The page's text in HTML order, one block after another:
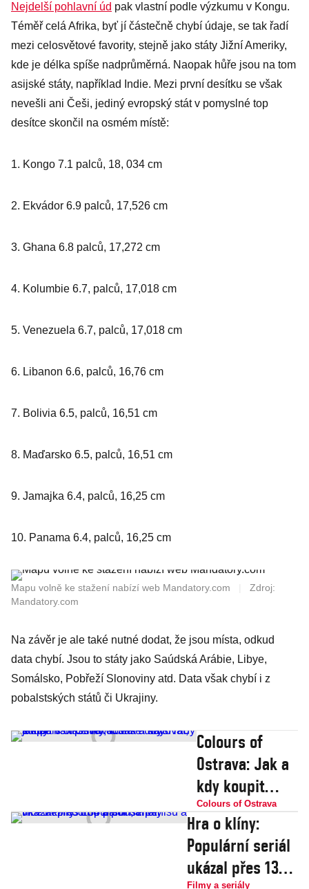
na filmovém
festivalu
Karlovy Vary
2019?
Nejdelší pohlavní úd pak vlastní podle výzkumu v Kongu.
Téměř celá Afrika, byť jí částečně chybí údaje, se tak řadí
mezi celosvětové favority, stejně jako státy Jižní Ameriky,
kde je délka spíše nadprůměrná. Naopak hůře jsou na tom
asijské státy, například Indie. Mezi první desítku se však
nevešli ani Češi, jediný evropský stát v pomyslné top
desítce skončil na osmém místě:
1. Kongo 7.1 palců, 18, 034 cm
2. Ekvádor 6.9 palců, 17,526 cm
3. Ghana 6.8 palců, 17,272 cm
4. Kolumbie 6.7, palců, 17,018 cm
5. Venezuela 6.7, palců, 17,018 cm
6. Libanon 6.6, palců, 16,76 cm
7. Bolivia 6.5, palců, 16,51 cm
8. Maďarsko 6.5, palců, 16,51 cm
9. Jamajka 6.4, palců, 16,25 cm
10. Panama 6.4, palců, 16,25 cm
Mapu volně ke stažení nabízí web Mandatory.com
Zdroj:
Mandatory.com
Na závěr je ale také nutné dodat, že jsou místa, odkud
data chybí. Jsou to státy jako Saúdská Arábie, Libye,
Somálsko, Pobřeží Slonoviny atd. Data však chybí i z
pobalstských států či Ukrajiny.
Colours of
Ostrava: Jak a
kdy koupit
vstupenky, kde
se ubytovat,
jak se na
festival dostat
Colours of Ostrava
Hra o klíny:
Populární seriál
ukázal přes 134
Filmy a seriály